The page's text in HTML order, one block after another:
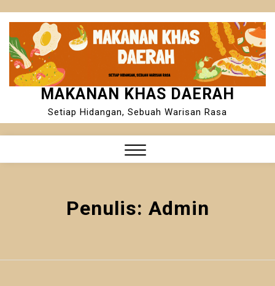
Skip
content
MAKANAN KHAS DAERAH
Setiap Hidangan, Sebuah Warisan Rasa
Penulis: Admin